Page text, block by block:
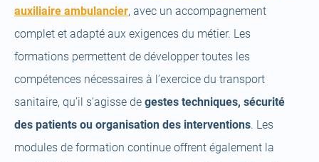
tab)
tab)
new
tab)
auxiliaire ambulancier(open
a
new
tab)
, avec un accompagnement
complet et adapté aux exigences du métier. Les
formations permettent de développer toutes les
compétences nécessaires à l’exercice du transport
sanitaire, qu’il s’agisse de gestes techniques, sécurité
des patients ou organisation des interventions. Les
modules de formation continue offrent également la